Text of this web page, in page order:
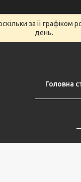
за її
день.
Головна